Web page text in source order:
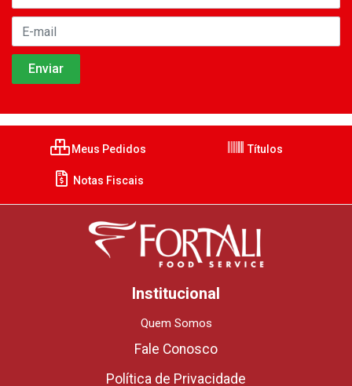
Meus Pedidos Títulos
Notas Fiscais
Institucional
Quem Somos
Fale Conosco
Política de Privacidade